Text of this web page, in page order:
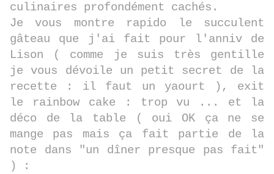
culinaires profondément cachés.
Je vous montre rapido le succulent
gâteau que j'ai fait pour l'anniv de
Lison ( comme je suis très gentille
je vous dévoile un petit secret de la
recette : il faut un yaourt ), exit
le rainbow cake : trop vu ... et la
déco de la table ( oui OK ça ne se
mange pas mais ça fait partie de la
note dans "un dîner presque pas fait"
) :